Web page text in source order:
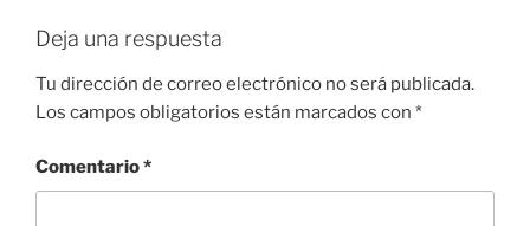
Deja una respuesta
Tu dirección de correo electrónico no será publicada.
Los campos obligatorios están marcados con *
Comentario*